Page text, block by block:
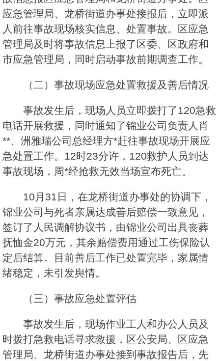
应急管理局、龙桥街道办事处接报后，立即派
人前往事故现场核实信息、处置事故。区应急
管理局及时将事故信息上报了区委、区政府和
市应急管理局，同时启动事故前期调查工作。
（二）事故现场应急处置救援及善后情况
事故发生后，现场人员立即拨打了120急救
电话开展救援，同时通知了锦业公司负责人肖
**、洲雅瑞公司总经理方*赶往事故现场开展应
急处置工作。12时23分许，120救护人员到达
事故现场，周*经抢救无效当场宣布死亡。
10月31日，在龙桥街道办事处的协调下，
锦业公司与死者亲属达成善后赔偿一致意见，
签订了人民调解协议书，由锦业公司出具丧葬
抚恤金20万元，其余赔偿费用通过工伤保险认
定后结算。目前善后工作已处置完毕，家属情
绪稳定，未引发舆情。
（三）事故应急处置评估
事故发生后，现场作业工人和办公人员及
时拨打急救电话寻求救援，区公安局、区应急
管理局、龙桥街道办事处接到事故报告后，先